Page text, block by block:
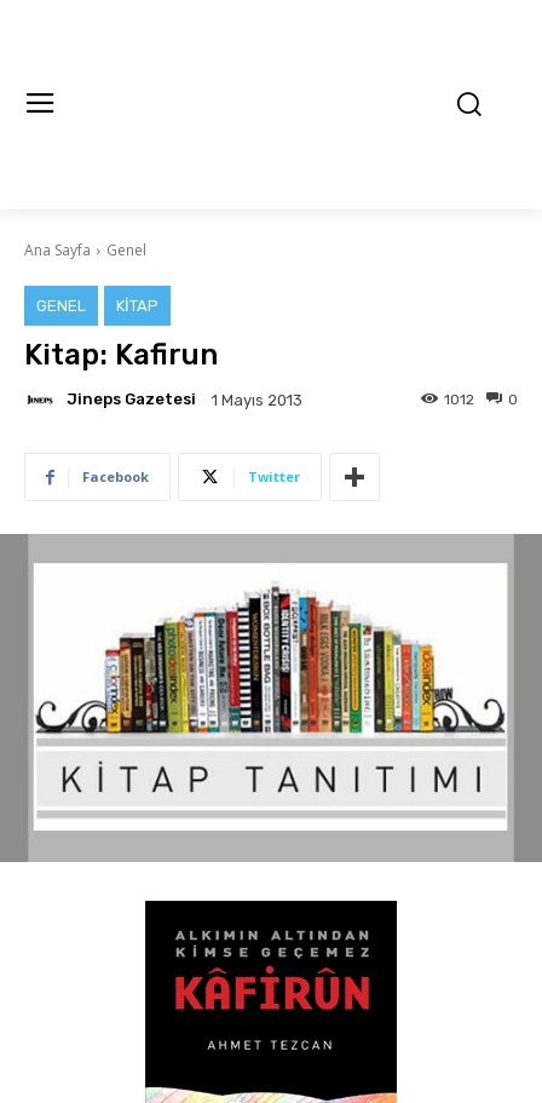
Ana Sayfa Genel
GENEL KITAP
Kitap: Kafirun
Jineps Gazetesi 1 Mayıs 2013 0
1012
Facebook Twitter